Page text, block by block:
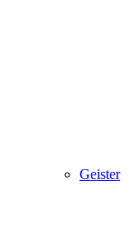
Geister